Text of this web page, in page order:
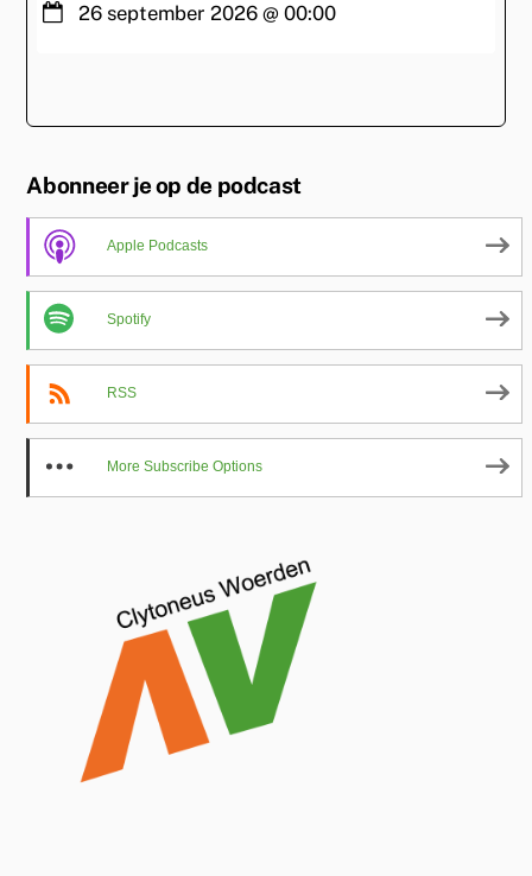
26 september 2026 @ 00:00
Abonneer je op de podcast
Apple Podcasts
Spotify
RSS
More Subscribe Options